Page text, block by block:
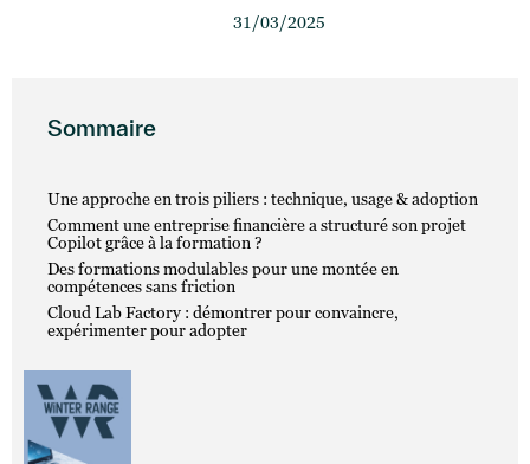
31/03/2025
Sommaire
Une approche en trois piliers : technique, usage & adoption
Comment une entreprise financière a structuré son projet
Copilot grâce à la formation ?
Des formations modulables pour une montée en
compétences sans friction
Cloud Lab Factory : démontrer pour convaincre,
expérimenter pour adopter